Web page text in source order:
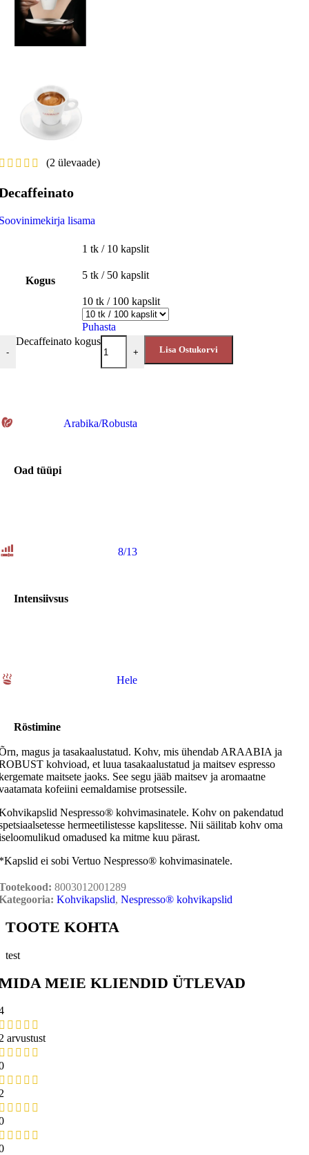
(2 ülevaade)
lisama
Kogus
1 tk / 10 kapslit
5 tk / 50 kapslit
10 tk / 100 kapslit
Puhasta
-
Decaffeinato kogus
+ Lisa Ostukorvi
Oad tüüpi
Arabika/Robusta
Intensiivsus
8/13
Röstimine
Hele
magus ja tasakaalustatud. Kohv, mis ühendab ARAABIA ja
kohvioad, et luua tasakaalustatud ja maitsev espresso
maitsete jaoks. See segu jääb maitsev ja aromaatne
kofeiini eemaldamise protsessile.
Nespresso® kohvimasinatele. Kohv on pakendatud
hermeetilistesse kapslitesse. Nii säilitab kohv oma
omadused ka mitme kuu pärast.
ei sobi Vertuo Nespresso® kohvimasinatele.
8003012001289
Kohvikapslid, Nespresso® kohvikapslid
TOOTE KOHTA
test
MEIE KLIENDID ÜTLEVAD
arvustust